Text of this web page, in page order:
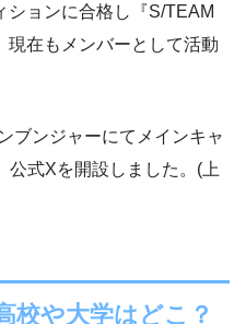
ションに合格し『S/TEAM
現在もメンバーとして活動
ブンジャーにてメインキャ
公式Xを開設しました。(上
校や大学はどこ？